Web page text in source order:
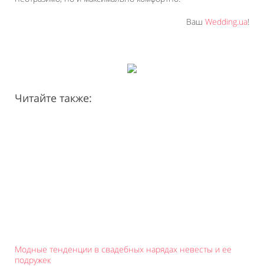
Ваш Wedding.ua!
Читайте также:
Модные тенденции в свадебных нарядах невесты и ее
подружек